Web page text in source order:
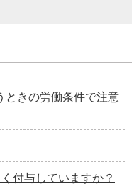
ときの労働条件で注意
付与していますか？